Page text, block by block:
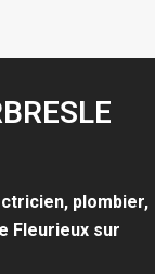
plombier,
Fleurieux sur